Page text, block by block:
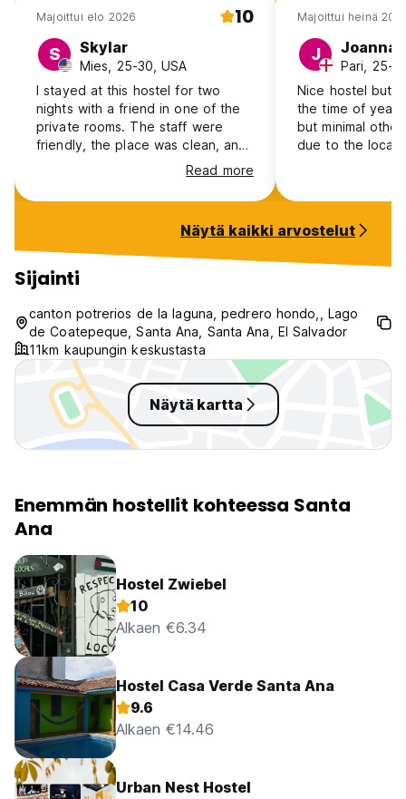
Majoittui elo 2026 10
S Skylar
Mies, 25-30, USA
I stayed at this hostel for two
nights with a friend in one of the
private rooms. The staff were
friendly, the place was clean, and
the location was unbeatable. We
had so much fun jumping from the
second story into the lake. The
priced. Though I would shy away
from getting breakfast at the
hostel before your volcano hike.
We had to wait an hour till our
group had finally got their food (I
think only one person is cooking
in the kitchen). 10/10 stay none
the less.
Read more
Majoittui heinä
J Joanna
Pari, 25-
Nice hostel but
the time of year.
but minimal
due to the
night and
Näytä kaikki arvostelut
Sijainti
canton potrerios de la laguna, pedrero hondo,, Lago
de Coatepeque, Santa Ana, Santa Ana, El Salvador
11km kaupungin keskustasta
Näytä kartta
Enemmän hostellit kohteessa Santa
Ana
Hostel Zwiebel
10
Alkaen €6.34
Hostel Casa Verde Santa Ana
9.6
Alkaen €14.46
Urban Nest Hostel